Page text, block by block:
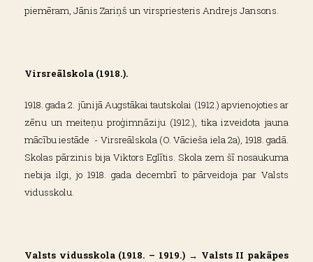
piemēram, Jānis Zariņš un virspriesteris Andrejs Jansons.
Virsreālskola (1918.).
1918. gada 2. jūnijā Augstākai tautskolai (1912.) apvienojoties ar
zēnu un meiteņu proģimnāziju (1912.), tika izveidota jauna
mācību iestāde - Virsreālskola (O. Vācieša iela 2a), 1918. gadā.
Skolas pārzinis bija Viktors Eglītis. Skola zem šī nosaukuma
nebija ilgi, jo 1918. gada decembrī to pārveidoja par Valsts
vidusskolu.
Valsts vidusskola (1918. – 1919.) → Valsts II pakāpes